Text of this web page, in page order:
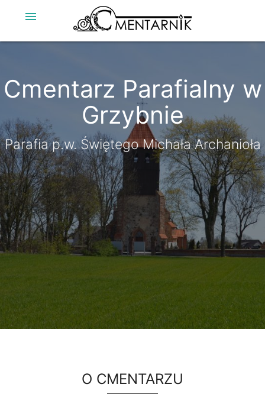
menu
Cmentarz Parafialny w
Grzybnie
Parafia p.w. Świętego Michała Archanioła
Cmentarz Parafialny w
Grzybnie
Parafia p.w. Świętego Michała Archanioła
O CMENTARZU